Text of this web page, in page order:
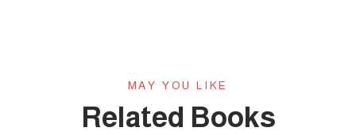
MAY YOU LIKE
Related Books